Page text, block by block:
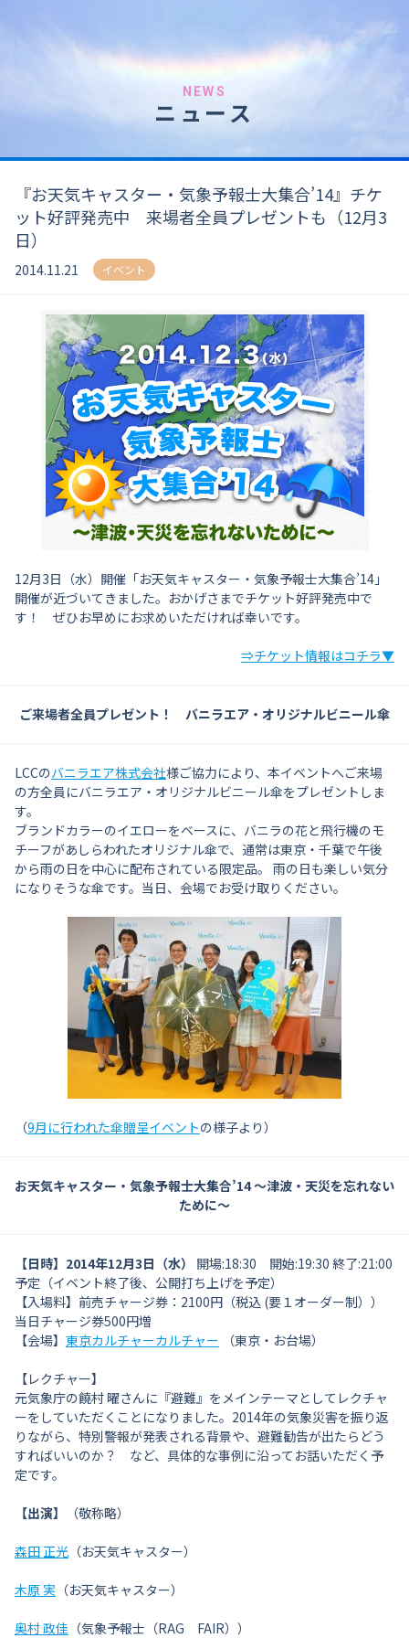
NEWS
ニュース
『お天気キャスター・気象予報士大集合’14』チケ
ット好評発売中 来場者全員プレゼントも（12月3
日）
2014.11.21 イベント
12月3日（水）開催「お天気キャスター・気象予報士大集合’14」
開催が近づいてきました。おかげさまでチケット好評発売中で
す！ ぜひお早めにお求めいただければ幸いです。
⇒チケット情報はコチラ▼
ご来場者全員プレゼント！ バニラエア・オリジナルビニール傘
LCCのバニラエア株式会社様ご協力により、本イベントへご来場
の方全員にバニラエア・オリジナルビニール傘をプレゼントしま
す。
ブランドカラーのイエローをベースに、バニラの花と飛行機のモ
チーフがあしらわれたオリジナル傘で、通常は東京・千葉で午後
から雨の日を中心に配布されている限定品。 雨の日も楽しい気分
になりそうな傘です。当日、会場でお受け取りください。
（9月に行われた傘贈呈イベントの様子より）
お天気キャスター・気象予報士大集合’14〜津波・天災を忘れない
ために〜
【日時】 2014年12月3日（水）
開場:18:30 開始:19:30 終了:21:00
予定（イベント終了後、公開打ち上げを予定）
【入場料】前売チャージ券：2100円（税込 (要１オーダー制））
当日チャージ券500円増
【会場】 東京カルチャーカルチャー （東京・お台場）
【レクチャー】
元気象庁の饒村 曜さんに『避難』をメインテーマとしてレクチャ
ーをしていただくことになりました。2014年の気象災害を振り返
りながら、特別警報が発表される背景や、避難勧告が出たらどう
すればいいのか？ など、具体的な事例に沿ってお話いただく予
定です。
【出演】 （敬称略）
森田 正光 （お天気キャスター）
木原 実 （お天気キャスター）
奥村 政佳 （気象予報士（RAG FAIR））